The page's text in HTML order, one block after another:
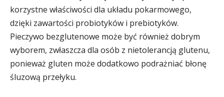
korzystne właściwości dla układu pokarmowego,
dzięki zawartości probiotyków i prebiotyków.
Pieczywo bezglutenowe może być również dobrym
wyborem, zwłaszcza dla osób z nietolerancją glutenu,
ponieważ gluten może dodatkowo podrażniać błonę
śluzową przełyku.